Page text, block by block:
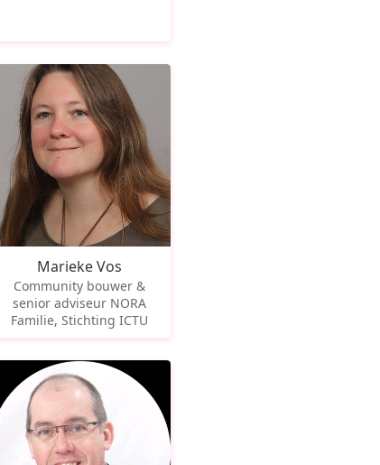
Marieke Vos
Community bouwer &
senior adviseur NORA
Familie, Stichting ICTU